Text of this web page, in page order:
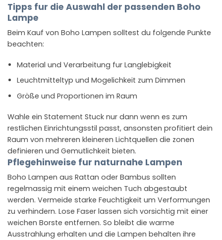
Tipps fur die Auswahl der passenden Boho
Lampe
Beim Kauf von Boho Lampen solltest du folgende Punkte
beachten:
Material und Verarbeitung fur Langlebigkeit
Leuchtmitteltyp und Mogelichkeit zum Dimmen
Größe und Proportionen im Raum
Wahle ein Statement Stuck nur dann wenn es zum
restlichen Einrichtungsstil passt, ansonsten profitiert dein
Raum von mehreren kleineren Lichtquellen die zonen
definieren und Gemutlichkeit bieten.
Pflegehinweise fur naturnahe Lampen
Boho Lampen aus Rattan oder Bambus sollten
regelmassig mit einem weichen Tuch abgestaubt
werden. Vermeide starke Feuchtigkeit um Verformungen
zu verhindern. Lose Faser lassen sich vorsichtig mit einer
weichen Borste entfernen. So bleibt die warme
Ausstrahlung erhalten und die Lampen behalten ihre